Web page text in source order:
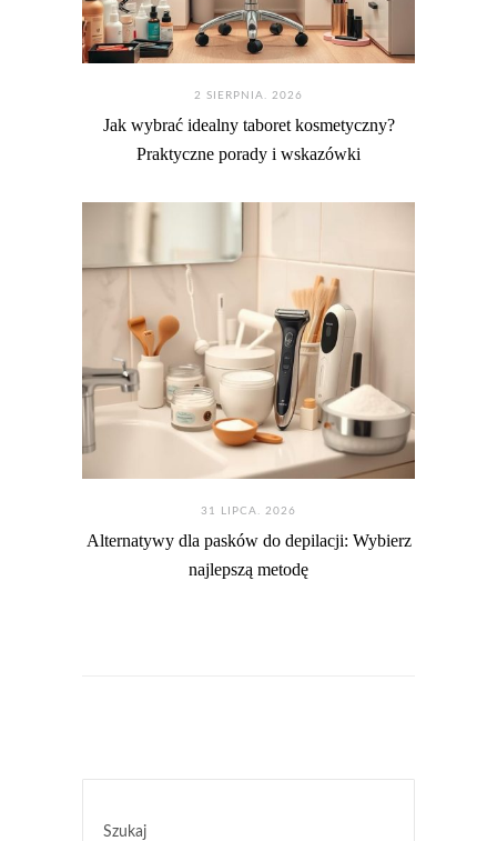
2 SIERPNIA. 2026
Jak wybrać idealny taboret kosmetyczny?
Praktyczne porady i wskazówki
31 LIPCA. 2026
Alternatywy dla pasków do depilacji: Wybierz
najlepszą metodę
Szukaj